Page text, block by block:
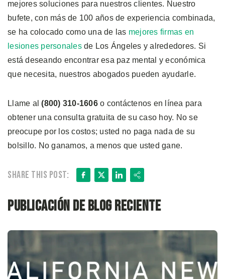
mejores soluciones para nuestros clientes. Nuestro
bufete, con más de 100 años de experiencia combinada,
se ha colocado como una de las mejores firmas en
lesiones personalesde Los Ángeles y alrededores. Si
está deseando encontrar esa paz mental y económica
que necesita, nuestros abogados pueden ayudarle.
Llame al(800) 310-1606o contáctenos en línea para
obtener una consulta gratuita de su caso hoy. No se
preocupe por los costos; usted no paga nada de su
bolsillo. No ganamos, a menos que usted gane.
Share this post: Facebook
X LinkedIn
Share
Publicación de blog reciente